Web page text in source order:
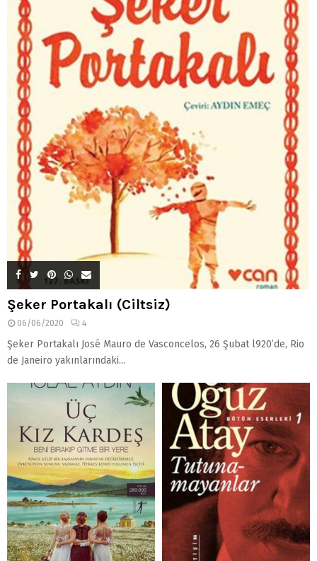
Şeker Portakalı (Ciltsiz)
06/06/2020 4
Şeker Portakalı José Mauro de Vasconcelos, 26 Şubat l920’de, Rio
de Janeiro yakınlarındaki...